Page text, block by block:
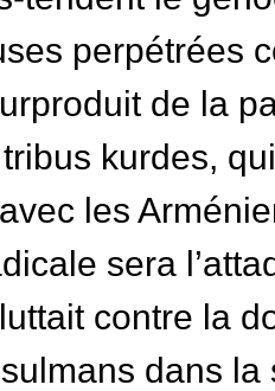
perpétrées
de la
kurdes,
les
sera
contre la
dans la